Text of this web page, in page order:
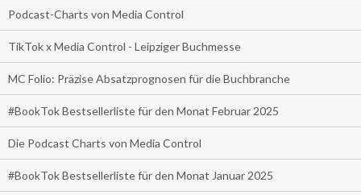
Podcast-Charts von Media Control
TikTok x Media Control - Leipziger Buchmesse
MC Folio: Präzise Absatzprognosen für die Buchbranche
#BookTok Bestsellerliste für den Monat Februar 2025
Die Podcast Charts von Media Control
#BookTok Bestsellerliste für den Monat Januar 2025